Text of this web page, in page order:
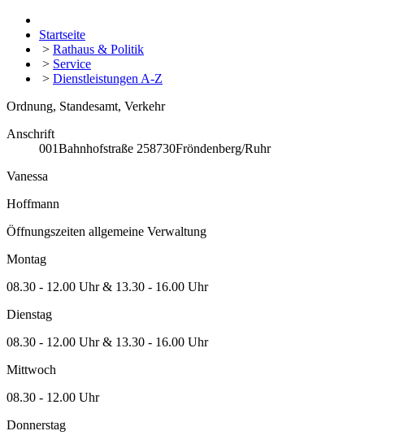
Startseite
> Rathaus & Politik
> Service
> Dienstleistungen A-Z
Ordnung, Standesamt, Verkehr
Anschrift
001Bahnhofstraße 258730Fröndenberg/Ruhr
Vanessa
Hoffmann
Öffnungszeiten allgemeine Verwaltung
Montag
08.30 - 12.00 Uhr & 13.30 - 16.00 Uhr
Dienstag
08.30 - 12.00 Uhr & 13.30 - 16.00 Uhr
Mittwoch
08.30 - 12.00 Uhr
Donnerstag